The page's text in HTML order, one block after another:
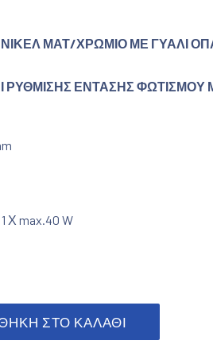
ΜΑΤ/ΧΡΩΜΙΟ ΜΕ ΓΥΑΛΙ
ΡΥΘΜΙΣΗΣ ΕΝΤΑΣΗΣ ΦΩΤΙΣΜΟΥ
1 Χ max.40 W
ΣΤΟ ΚΑΛΆΘΙ